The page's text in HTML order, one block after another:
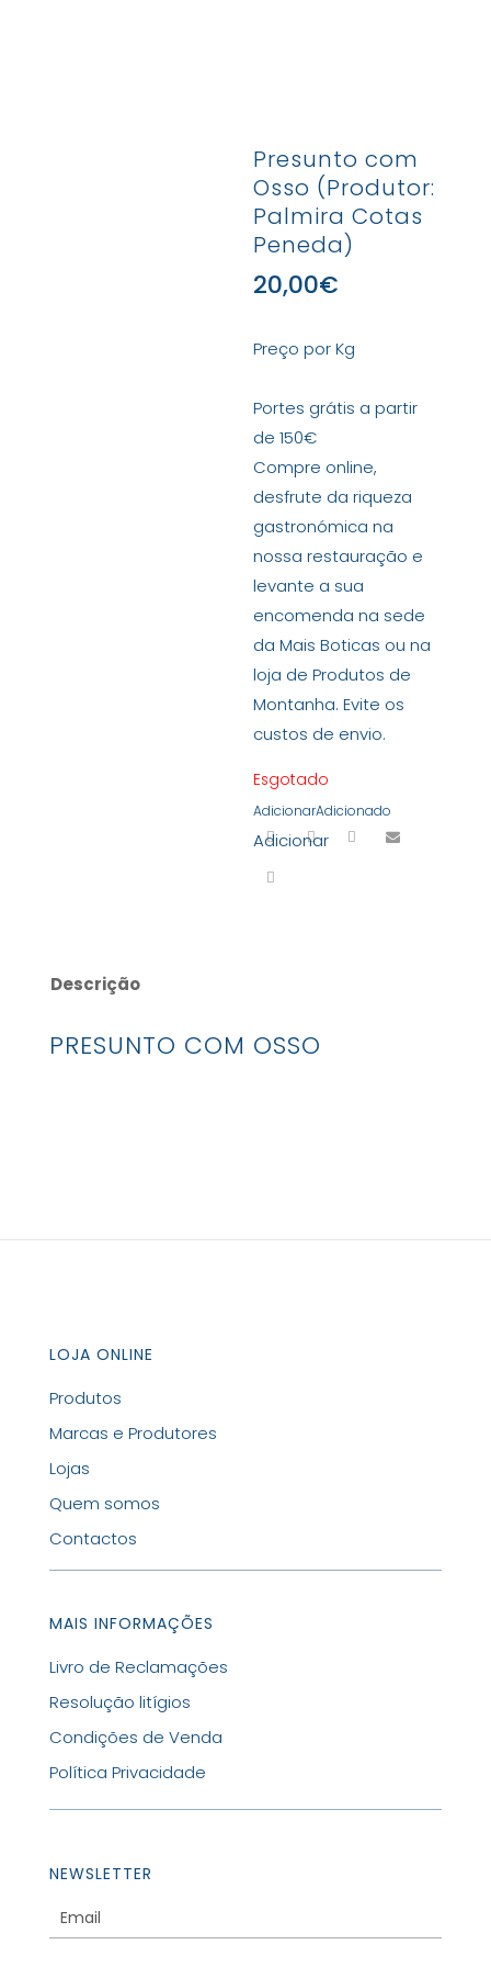
Presunto com
Osso (Produtor:
Palmira Cotas
Peneda)
20,00€
Preço por Kg
Portes grátis a partir
de 150€
Compre online,
desfrute da riqueza
gastronómica na
nossa restauração e
levante a sua
encomenda na sede
da Mais Boticas ou na
loja de Produtos de
Montanha. Evite os
custos de envio.
Esgotado
AdicionarAdicionado
Adicionar
Descrição
PRESUNTO COM OSSO
LOJA ONLINE
Produtos
Marcas e Produtores
Lojas
Quem somos
Contactos
MAIS INFORMAÇÕES
Livro de Reclamações
Resolução litígios
Condições de Venda
Política Privacidade
NEWSLETTER